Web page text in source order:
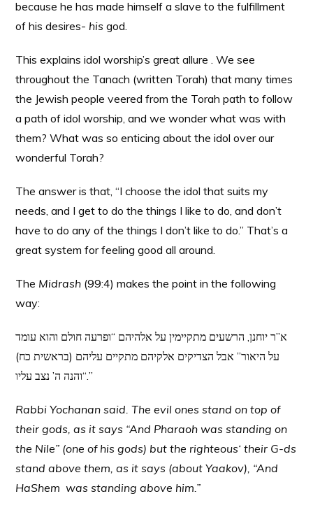
because he has made himself a slave to the fulfillment
of his desires- hisgod.
This explains idol worship’s great allure . We see
throughout the Tanach (written Torah) that many times
the Jewish people veered from the Torah path to follow
a path of idol worship, and we wonder what was with
them? What was so enticing about the idol over our
wonderful Torah?
The answer is that, “I choose the idol that suits my
needs, and I get to do the things I like to do, and don’t
have to do any of the things I don’t like to do.” That’s a
great system for feeling good all around.
The Midrash (99:4) makes the point in the following
way:
א”ר יוחנן, הרשעים מתקיימין על אלהיהם “ופרעה חולם והוא עומד
על היאור” אבל הצדיקים אלקיהם מתקיים עליהם (בראשית כח)
“והנה ה’ נצב עליו.”
Rabbi Yochanan said. The evil ones stand on top of
their gods, as it says “And Pharaoh was standing on
the Nile” (one of his gods) but the righteous‘ their G-ds
stand above them, as it says (about Yaakov), “And
HaShem was standing above him.”